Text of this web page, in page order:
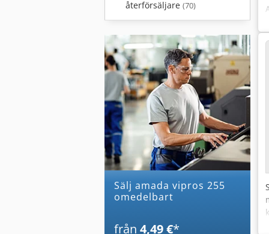
återförsäljare (70)
Sälj amada vipros 255
omedelbart
från 4,49 €*